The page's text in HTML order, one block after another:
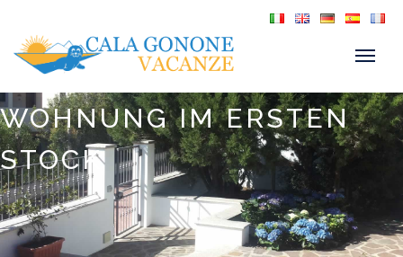
WOHNUNG IM ERSTEN
STOCK